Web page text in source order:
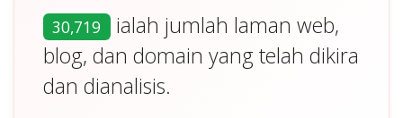
30,719 ialah jumlah laman web,
blog, dan domain yang telah dikira
dan dianalisis.